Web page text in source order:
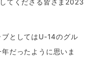
てくださる皆さま2023
としてはU-14のグル
だったように思いま